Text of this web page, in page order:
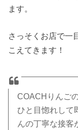
ます。
さっそくお店で一
こえてきます！
COACHりんご
ひと目惚れして
んの丁寧な接客